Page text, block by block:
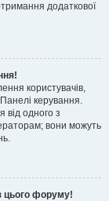
додаткової
користувачів,
керування.
від одного з
вони можуть
цього форуму!